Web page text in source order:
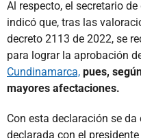
Al respecto, el secretario
indicó que, tras las
decreto 2113 de 2022, se
para lograr la aprobación
Cundinamarca, pues,
mayores afectaciones.
Con esta declaración se
declarada con el